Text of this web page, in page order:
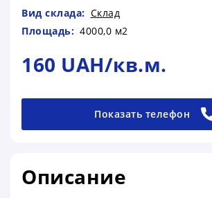
Вид склада: Склад
Площадь: 4000,0 м2
160 UAH/кв.м.
Показать телефон
Описание